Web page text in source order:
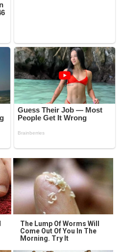
The Lump Of Worms Will
Come Out Of You In The
Morning. Try It